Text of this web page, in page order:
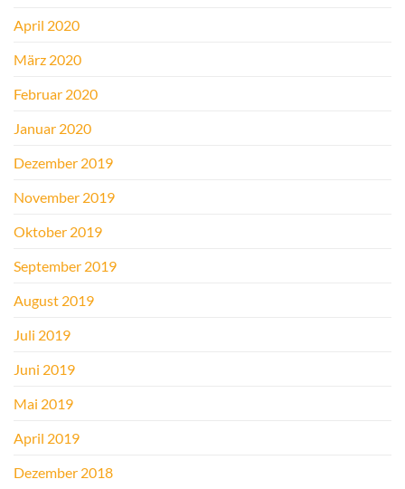
April 2020
März 2020
Februar 2020
Januar 2020
Dezember 2019
November 2019
Oktober 2019
September 2019
August 2019
Juli 2019
Juni 2019
Mai 2019
April 2019
Dezember 2018